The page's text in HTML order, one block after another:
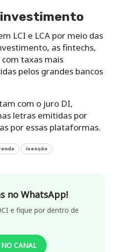
LCI e LCA por meio das
as fintechs,
taxas mais
pelos grandes bancos
com o juro DI,
letras emitidas por
por essas plataformas.
isenção
no WhatsApp!
e fique por dentro de
CANAL